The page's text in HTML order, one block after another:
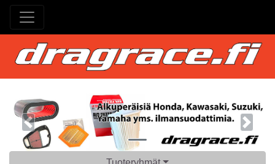
Previous Next